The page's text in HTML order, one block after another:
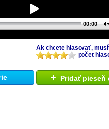
00:00
Ak chcete hlasovať,
počet
+ Pridať pieseň